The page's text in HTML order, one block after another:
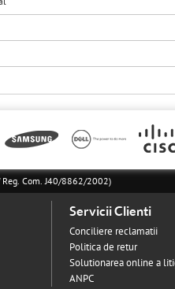
Com. J40/8862/2002)
Servicii Clienti
Conciliere reclamatii
Politica de retur
Solutionarea online a
ANPC